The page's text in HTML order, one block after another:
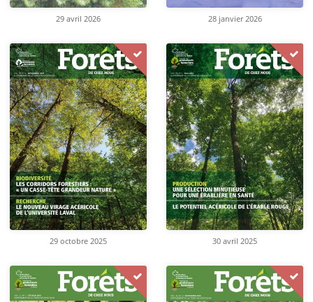
29 avril 2026 28 janvier 2026
29 octobre 2025 30 avril 2025